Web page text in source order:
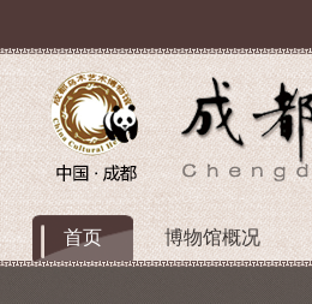
首页 博物馆概况